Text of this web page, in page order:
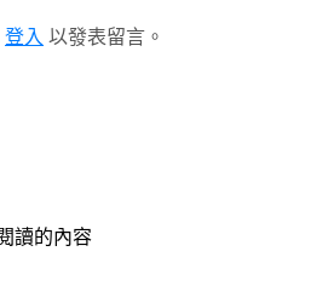
登入 以發表留言。
讀的內容